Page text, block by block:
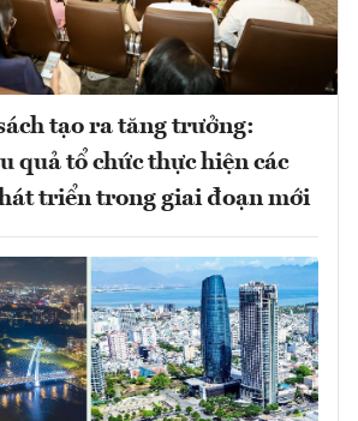
tạo ra tăng trưởng:
quả tổ chức thực hiện các
triển trong giai đoạn mới